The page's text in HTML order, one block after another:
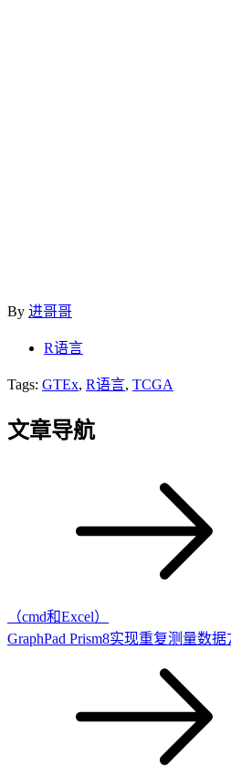
By 进哥哥
R语言
Tags: GTEx, R语言, TCGA
文章导航
（cmd和Excel）
GraphPad Prism8实现重复测量数